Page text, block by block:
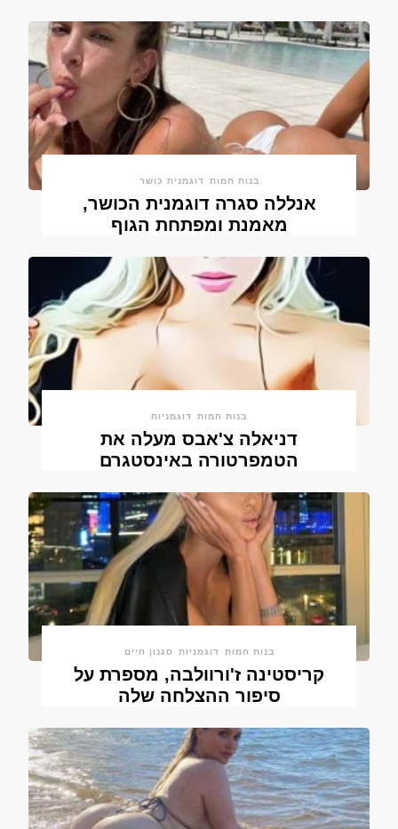
בנות חמות דוגמנית כושר
אנללה סגרה דוגמנית הכושר,
מאמנת ומפתחת הגוף
בנות חמות דוגמניות
דניאלה צ'אבס מעלה את
הטמפרטורה באינסטגרם
בנות חמות דוגמניות סגנון חיים
קריסטינה ז'ורוולבה, מספרת על
סיפור ההצלחה שלה